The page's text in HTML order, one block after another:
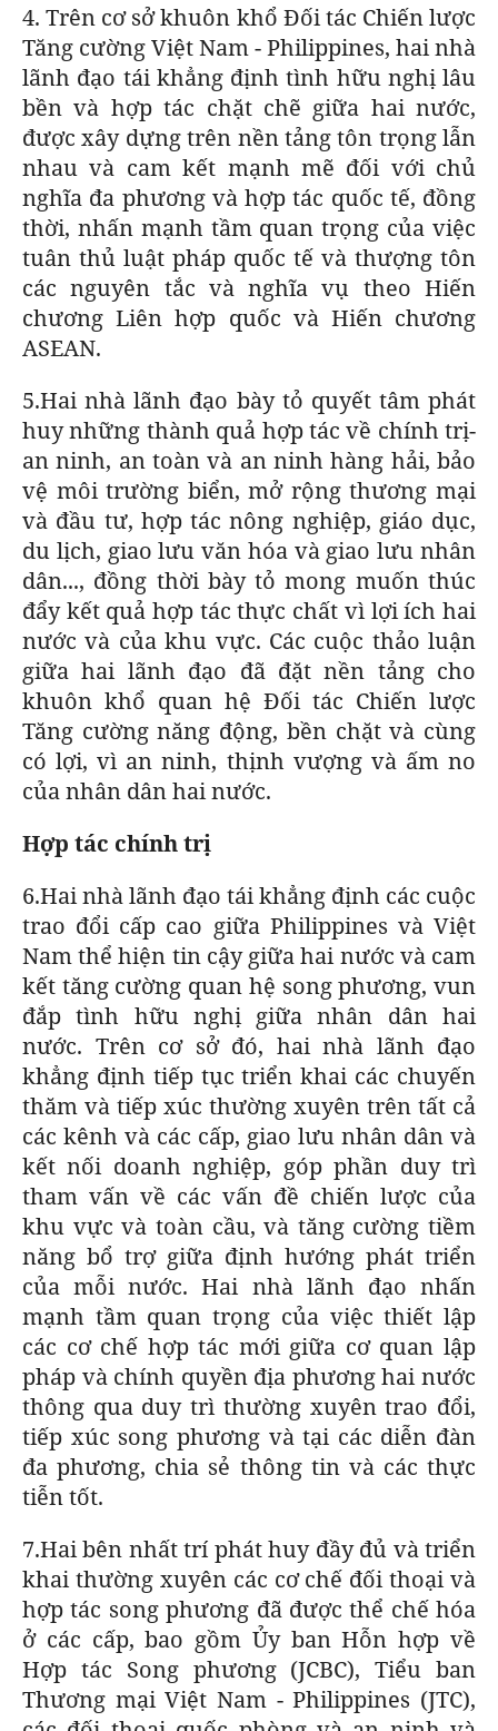
4. Trên cơ sở khuôn khổ Đối tác Chiến lược
Tăng cường Việt Nam - Philippines, hai nhà
lãnh đạo tái khẳng định tình hữu nghị lâu
bền và hợp tác chặt chẽ giữa hai nước,
được xây dựng trên nền tảng tôn trọng lẫn
nhau và cam kết mạnh mẽ đối với chủ
nghĩa đa phương và hợp tác quốc tế, đồng
thời, nhấn mạnh tầm quan trọng của việc
tuân thủ luật pháp quốc tế và thượng tôn
các nguyên tắc và nghĩa vụ theo Hiến
chương Liên hợp quốc và Hiến chương
ASEAN.
5.Hai nhà lãnh đạo bày tỏ quyết tâm phát
huy những thành quả hợp tác về chính trị-
an ninh, an toàn và an ninh hàng hải, bảo
vệ môi trường biển, mở rộng thương mại
và đầu tư, hợp tác nông nghiệp, giáo dục,
du lịch, giao lưu văn hóa và giao lưu nhân
dân..., đồng thời bày tỏ mong muốn thúc
đẩy kết quả hợp tác thực chất vì lợi ích hai
nước và của khu vực. Các cuộc thảo luận
giữa hai lãnh đạo đã đặt nền tảng cho
khuôn khổ quan hệ Đối tác Chiến lược
Tăng cường năng động, bền chặt và cùng
có lợi, vì an ninh, thịnh vượng và ấm no
của nhân dân hai nước.
Hợp tác chính trị
6.Hai nhà lãnh đạo tái khẳng định các cuộc
trao đổi cấp cao giữa Philippines và Việt
Nam thể hiện tin cậy giữa hai nước và cam
kết tăng cường quan hệ song phương, vun
đắp tình hữu nghị giữa nhân dân hai
nước. Trên cơ sở đó, hai nhà lãnh đạo
khẳng định tiếp tục triển khai các chuyến
thăm và tiếp xúc thường xuyên trên tất cả
các kênh và các cấp, giao lưu nhân dân và
kết nối doanh nghiệp, góp phần duy trì
tham vấn về các vấn đề chiến lược của
khu vực và toàn cầu, và tăng cường tiềm
năng bổ trợ giữa định hướng phát triển
của mỗi nước. Hai nhà lãnh đạo nhấn
mạnh tầm quan trọng của việc thiết lập
các cơ chế hợp tác mới giữa cơ quan lập
pháp và chính quyền địa phương hai nước
thông qua duy trì thường xuyên trao đổi,
tiếp xúc song phương và tại các diễn đàn
đa phương, chia sẻ thông tin và các thực
tiễn tốt.
7.Hai bên nhất trí phát huy đầy đủ và triển
khai thường xuyên các cơ chế đối thoại và
hợp tác song phương đã được thể chế hóa
ở các cấp, bao gồm Ủy ban Hỗn hợp về
Hợp tác Song phương (JCBC), Tiểu ban
Thương mại Việt Nam - Philippines (JTC),